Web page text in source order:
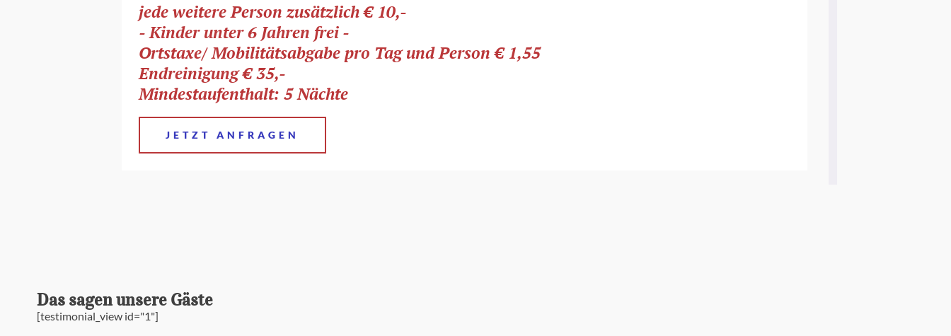
jede weitere Person zusätzlich € 10,-
- Kinder unter 6 Jahren frei -
Ortstaxe/ Mobilitätsabgabe pro Tag und Person € 1,55
Endreinigung € 35,-
Mindestaufenthalt: 5 Nächte
JETZT ANFRAGEN
Das sagen unsere Gäste
[testimonial_view id="1"]